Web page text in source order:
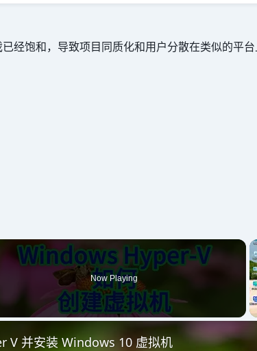
经饱和，导致项目同质化和用户分散在类似的平
Now Playing
V 并安装 Windows 10 虚拟机